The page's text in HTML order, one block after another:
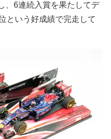
、6連続入賞を果たしてデ
という好成績で完走して